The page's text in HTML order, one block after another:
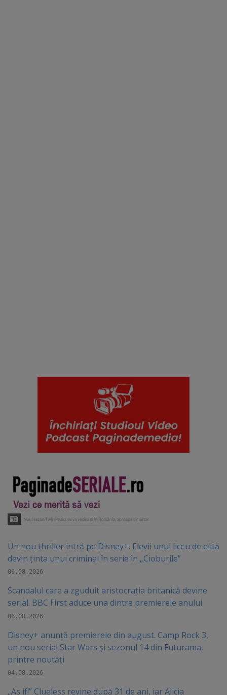
Un nou thriller intră pe Disney+. Elevii unui liceu de elită
devin ținta unui criminal în serie în „Cioburile”
06.08.2026
Scandalul care a zguduit aristocrația britanică devine
serial. BBC First aduce una dintre premierele anului
06.08.2026
Disney+ anunță premierele din august. Camp Rock 3,
un nou serial Star Wars și sezonul 14 din Futurama,
printre noutăți
04.08.2026
„As if!” Clueless revine după 31 de ani, iar Alicia